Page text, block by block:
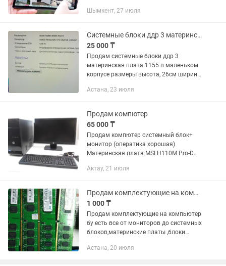
платный!!!
Шымкент, 27 июля
Системные блоки ддр 3 материнская плата 1155
25 000 ₸
Продам системные блоки ддр 3
материнская плата 1155 в маленьком
корпусе размеры высота, 26см ширина
за одну 25 тысяч могу собрать полную
Астана, 23 июля
Продам компютер
65 000 ₸
Продам компютер системный блок+
монитор (оператика хорошая)
Материнская плата MSI H110M Pro-D
3,70GHz Видеокарта NVidia GeForce GTS
Актау, 21 июля
Продам комплектующие на компьютер
1 000 ₸
Продам комплектующие на компьютер
бу есть все от мониторов до системных
блоков,материнские платы ,блоки
пишите фото скину не дорого
Астана, 20 июля